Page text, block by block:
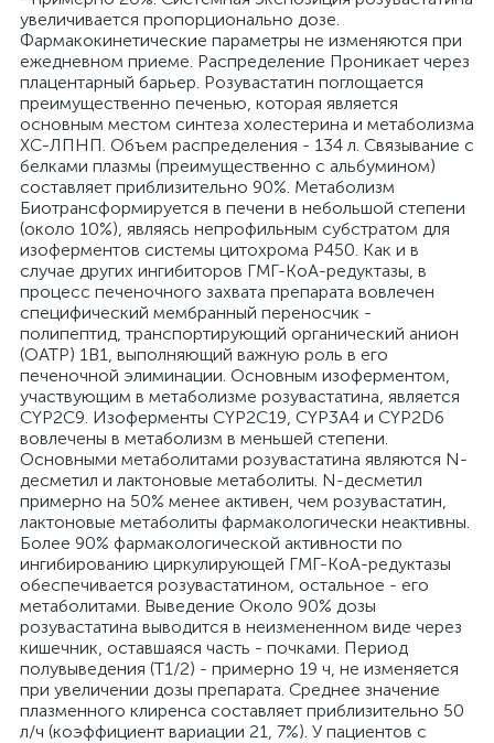
увеличивается пропорционально дозе.
Фармакокинетические параметры не изменяются при
ежедневном приеме. Распределение Проникает через
плацентарный барьер. Розувастатин поглощается
преимущественно печенью, которая является
основным местом синтеза холестерина и метаболизма
ХС-ЛПНП. Объем распределения - 134 л. Связывание с
белками плазмы (преимущественно с альбумином)
составляет приблизительно 90%. Метаболизм
Биотрансформируется в печени в небольшой степени
(около 10%), являясь непрофильным субстратом для
изоферментов системы цитохрома Р450. Как и в
случае других ингибиторов ГМГ-КоА-редуктазы, в
процесс печеночного захвата препарата вовлечен
специфический мембранный переносчик -
полипептид, транспортирующий органический анион
(ОАТР) 1В1, выполняющий важную роль в его
печеночной элиминации. Основным изоферментом,
участвующим в метаболизме розувастатина, является
CYP2C9. Изоферменты CYP2C19, CYP3A4 и CYP2D6
вовлечены в метаболизм в меньшей степени.
Основными метаболитами розувастатина являются N-
десметил и лактоновые метаболиты. N-десметил
примерно на 50% менее активен, чем розувастатин,
лактоновые метаболиты фармакологически неактивны.
Более 90% фармакологической активности по
ингибированию циркулирующей ГМГ-КоА-редуктазы
обеспечивается розувастатином, остальное - его
метаболитами. Выведение Около 90% дозы
розувастатина выводится в неизмененном виде через
кишечник, оставшаяся часть - почками. Период
полувыведения (T1/2) - примерно 19 ч, не изменяется
при увеличении дозы препарата. Среднее значение
плазменного клиренса составляет приблизительно 50
л/ч (коэффициент вариации 21, 7%). У пациентов с